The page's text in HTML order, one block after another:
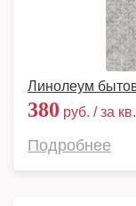
Линолеум
380 руб. / за
Подробнее